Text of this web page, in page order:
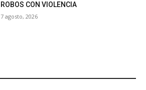
ROBOS CON VIOLENCIA
7 agosto, 2026